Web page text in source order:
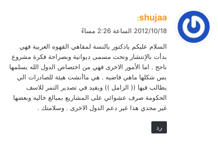
ي
ق
ل
shujaa
:
2012/10/18 الساعة 2:26 مساءً
السلام عليكم يادكتور بالنسة لمقاهي القهوه العربية فهي
بدأت بالإنتشار وتحت مسمى ديوانية وبصراحة فكرة مشروع
ناحج . اما الأمور الاخرى فهي من اختصاص الدول الله يسلمها
بس شكلها ماهي فاضيه . هي ماأنشت هيئة للصادرات الي
يطالب فيها (( الزامل )) وبفيد في تصدير التمر للاسف
الحكومة صرف عشوائي على المشاريع بمبالغ خاليه وبعضها
غير مجدي هذا غير دعم الدول الاخرى . وسلامتك .
رد